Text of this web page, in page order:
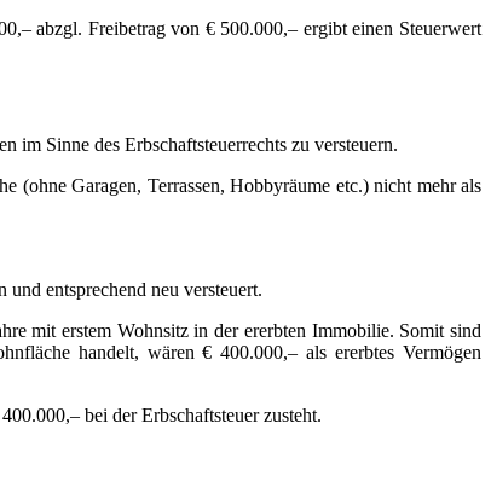
abzgl. Freibetrag von € 500.000,– ergibt einen Steuerwert
im Sinne des Erbschaftsteuerrechts zu versteuern.
(ohne Garagen, Terrassen, Hobbyräume etc.) nicht mehr als
entsprechend neu versteuert.
mit erstem Wohnsitz in der ererbten Immobilie. Somit sind
handelt, wären € 400.000,– als ererbtes Vermögen
bei der Erbschaftsteuer zusteht.